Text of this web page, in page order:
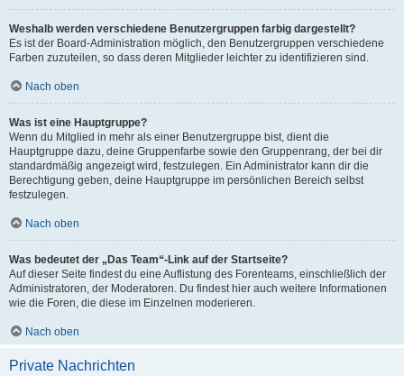
Weshalb werden verschiedene Benutzergruppen farbig dargestellt?
Es ist der Board-Administration möglich, den Benutzergruppen verschiedene
Farben zuzuteilen, so dass deren Mitglieder leichter zu identifizieren sind.
Nach oben
Was ist eine Hauptgruppe?
Wenn du Mitglied in mehr als einer Benutzergruppe bist, dient die
Hauptgruppe dazu, deine Gruppenfarbe sowie den Gruppenrang, der bei dir
standardmäßig angezeigt wird, festzulegen. Ein Administrator kann dir die
Berechtigung geben, deine Hauptgruppe im persönlichen Bereich selbst
festzulegen.
Nach oben
Was bedeutet der „Das Team“-Link auf der Startseite?
Auf dieser Seite findest du eine Auflistung des Forenteams, einschließlich der
Administratoren, der Moderatoren. Du findest hier auch weitere Informationen
wie die Foren, die diese im Einzelnen moderieren.
Nach oben
Private Nachrichten